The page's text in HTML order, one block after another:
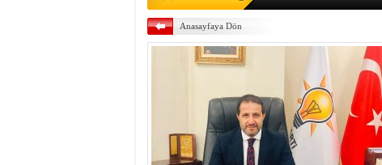
17:39- Güneydoğu'dan
- Başkan Büyüksu:
17:35- Hakkari'ye
- Dağcı Yüksel
- Hayvanlar Şarbona
17:27
- Hakkari'de yaz
19:22
- Cennet-Cehennem
19:19 - CHP Hakkari ve 26
19:17- Cennet Cehennem
Anasayfaya Dön